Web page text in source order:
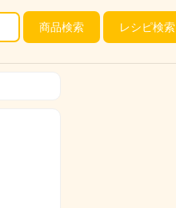
商品検索 レシピ検索